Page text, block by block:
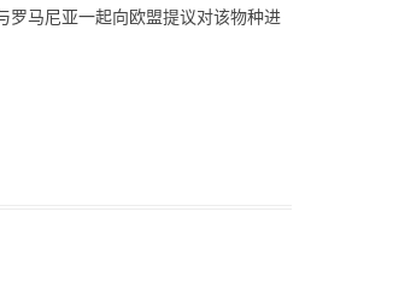
罗马尼亚一起向欧盟提议对该物种进